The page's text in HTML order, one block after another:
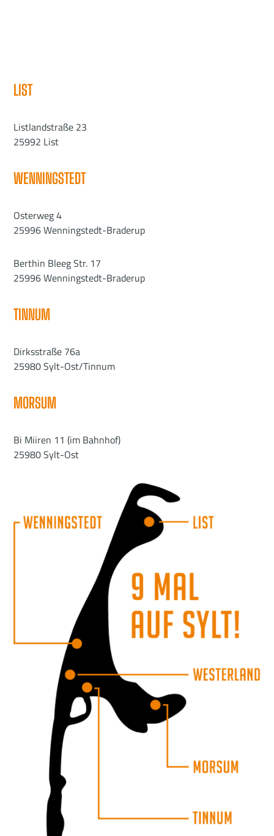
LIST
Listlandstraße 23
25992 List
WENNINGSTEDT
Osterweg 4
25996 Wenningstedt-Braderup
Berthin Bleeg Str. 17
25996 Wenningstedt-Braderup
TINNUM
Dirksstraße 76a
25980 Sylt-Ost/Tinnum
MORSUM
Bi Miiren 11 (im Bahnhof)
25980 Sylt-Ost